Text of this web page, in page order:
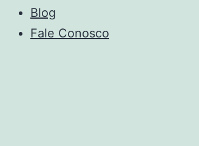
Blog
Fale Conosco